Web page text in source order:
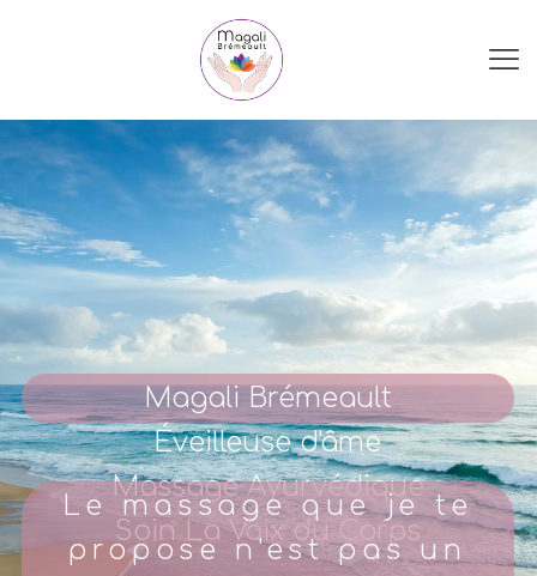
Le massage que je te
propose n'est pas un
Magali Brémeault
Éveilleuse d'âme
Massage Ayurvédique
Soin La Voix du Corps